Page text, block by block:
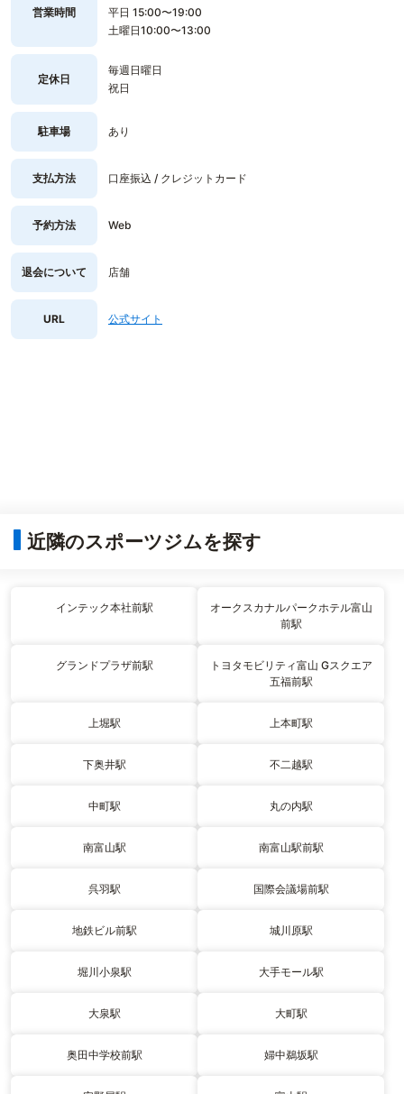
営業時間
平日 15:00〜19:00
土曜日10:00〜13:00
定休日
毎週日曜日
祝日
駐車場 あり
支払方法 口座振込 / クレジットカード
予約方法 Web
退会について 店舗
URL 公式サイト
近隣のスポーツジムを探す
インテック本社前駅
オークスカナルパークホテル富山
前駅
グランドプラザ前駅
トヨタモビリティ富山 Gスクエア
五福前駅
上堀駅 上本町駅
下奥井駅 不二越駅
中町駅 丸の内駅
南富山駅 南富山駅前駅
呉羽駅 国際会議場前駅
地鉄ビル前駅 城川原駅
堀川小泉駅 大手モール駅
大泉駅 大町駅
奥田中学校前駅 婦中鵜坂駅